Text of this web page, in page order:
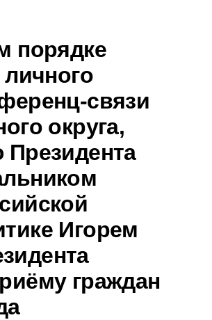
порядке
связи
округа,
Президента
Игорем
граждан